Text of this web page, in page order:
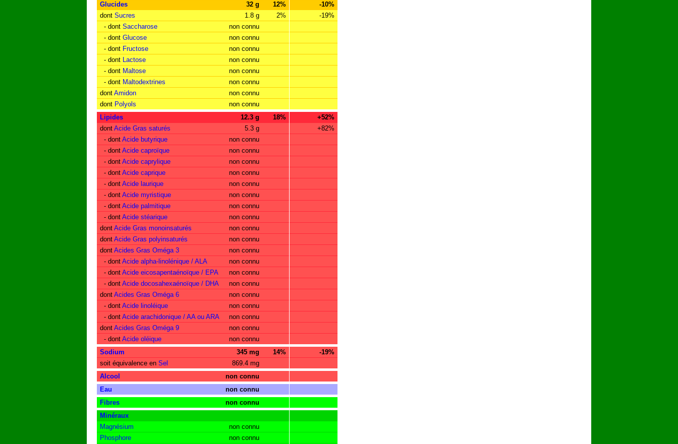
Glucides
32 g 12%
-10%
dont Sucres 1.8 g 2%
-19%
- dont Saccharose
non connu
- dont Glucose
non connu
- dont Fructose
non connu
- dont Lactose
non connu
- dont Maltose
non connu
- dont Maltodextrines
non connu
dont Amidon
non connu
dont Polyols
non connu
Lipides
12.3 g 18%
+52%
dont Acide Gras saturés 5.3 g
+82%
- dont Acide butyrique
non connu
- dont Acide caproïque
non connu
- dont Acide caprylique
non connu
- dont Acide caprique
non connu
- dont Acide laurique
non connu
- dont Acide myristique
non connu
- dont Acide palmitique
non connu
- dont Acide stéarique
non connu
dont Acide Gras monoinsaturés
non connu
dont Acide Gras polyinsaturés
non connu
dont Acides Gras Oméga 3
non connu
- dont Acide alpha-linolénique / ALA
non connu
- dont Acide eicosapentaénoïque / EPA
non connu
- dont Acide docosahexaénoïque / DHA
non connu
dont Acides Gras Oméga 6
non connu
- dont Acide linoléique
non connu
- dont Acide arachidonique / AA ou ARA
non connu
dont Acides Gras Oméga 9
non connu
- dont Acide oléique
non connu
Sodium
345 mg 14%
-19%
soit équivalence en Sel
869.4 mg
Alcool
non connu
Eau
non connu
Fibres
non connu
Minéraux
Magnésium
non connu
Phosphore
non connu